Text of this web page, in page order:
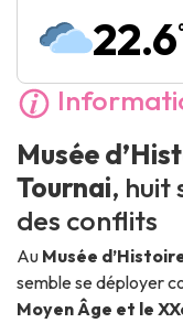
Dimanche :11:00-
22.6
Musée
Tournai, huit
des conflits
Au Musée
semble se déployer
Moyen Âge et le